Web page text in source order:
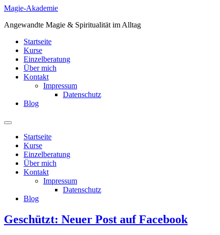
Zum
springen
Magie-Akademie
Angewandte Magie & Spiritualität im Alltag
Startseite
Kurse
Einzelberatung
Über mich
Kontakt
Impressum
Datenschutz
Blog
Startseite
Kurse
Einzelberatung
Über mich
Kontakt
Impressum
Datenschutz
Blog
Geschützt: Neuer Post auf Facebook